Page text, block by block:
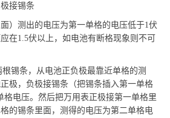
接锡条
）测出的电压为第一单格的电压低于1伏
在1.5伏以上，如电池有断格现象则不可
锡条，从电池正负极最靠近单格的测
极，负极接锡条（把锡条插入第一单格
格电压。然后把万用表正极接第一单格里
的锡条里面，测得的电压为第二单格电